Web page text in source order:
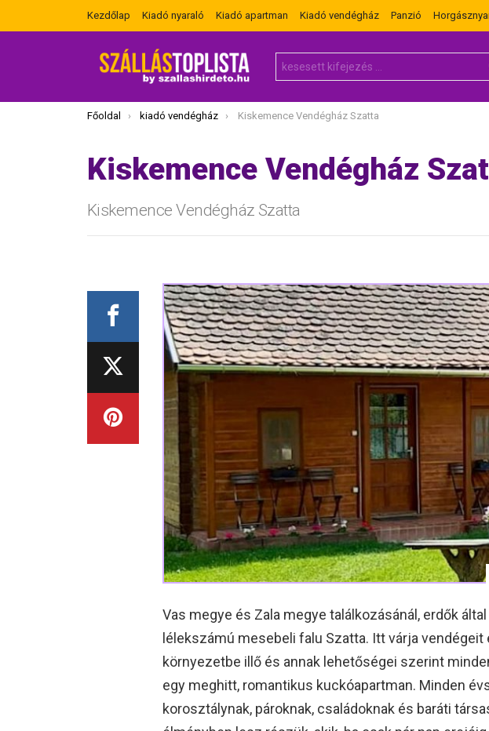
Kezdőlap Kiadó nyaraló Kiadó apartman Kiadó vendégház Panzió
for:
Itt vagy most:
Főoldal kiadó vendégház Kiskemence Vendégház Szatta
Kiskemence Vendégház
Kiskemence Vendégház Szatta
Vas megye és Zala megye találkozásánál, erdők
lélekszámú mesebeli falu Szatta. Itt várja vendégeit
környezetbe illő és annak lehetőségei szerint
egy meghitt, romantikus kuckóapartman. Minden
korosztálynak, pároknak, családoknak és baráti